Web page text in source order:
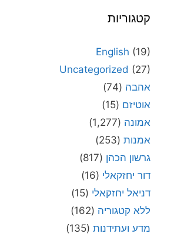
קטגוריות
English (19)
Uncategorized (27)
אהבה (74)
אוטיזם (15)
אמונה (1,277)
אמנות (253)
גרשון הכהן (817)
דור יחזקאלי (16)
דניאל יחזקאלי (15)
ללא קטגוריה (162)
מדע ועתידנות (135)